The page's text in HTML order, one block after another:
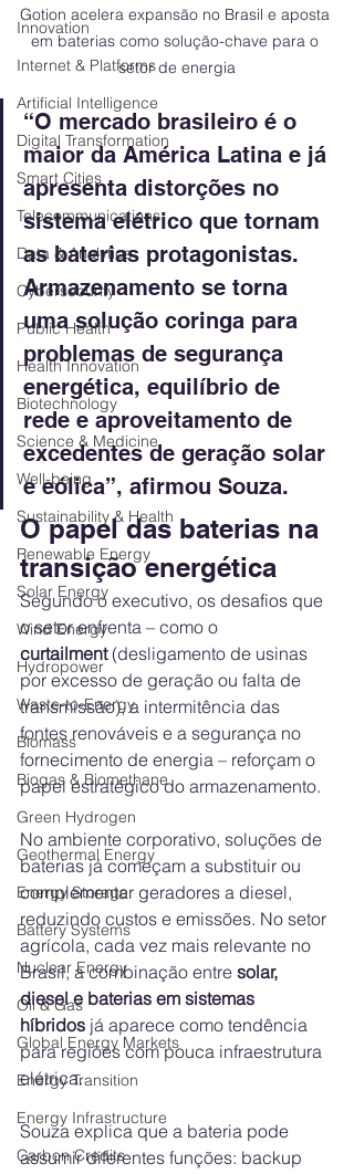
Innovation
Internet & Platforms
Artificial Intelligence
Digital Transformation
Smart Cities
Telecommunications
Data & Analytics
Cybersecurity
Public Health
Health Innovation
Biotechnology
Science & Medicine
Well-being
Sustainability & Health
Renewable Energy
Solar Energy
Wind Energy
Hydropower
Waste-to-Energy
Biomass
Biogas & Biomethane
Green Hydrogen
Geothermal Energy
Energy Storage
Battery Systems
Nuclear Energy
Oil & Gas
Global Energy Markets
Energy Transition
Energy Infrastructure
Carbon Credits
Gotion acelera expansão no Brasil e aposta
em baterias como solução-chave para o
setor de energia
“O mercado brasileiro é o
maior da América Latina e já
apresenta distorções no
sistema elétrico que tornam
as baterias protagonistas.
Armazenamento se torna
uma solução coringa para
problemas de segurança
energética, equilíbrio de
rede e aproveitamento de
excedentes de geração solar
e eólica”, afirmou Souza.
O papel das baterias na
transição energética
Segundo o executivo, os desafios que
o setor enfrenta – como o
curtailment (desligamento de usinas
por excesso de geração ou falta de
transmissão), a intermitência das
fontes renováveis e a segurança no
fornecimento de energia – reforçam o
papel estratégico do armazenamento.
No ambiente corporativo, soluções de
baterias já começam a substituir ou
complementar geradores a diesel,
reduzindo custos e emissões. No setor
agrícola, cada vez mais relevante no
Brasil, a combinação entre solar,
diesel e baterias em sistemas
híbridos já aparece como tendência
para regiões com pouca infraestrutura
elétrica.
Souza explica que a bateria pode
assumir diferentes funções: backup